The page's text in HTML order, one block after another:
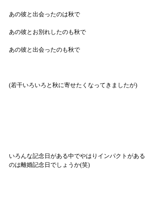
あの彼と出会ったのは秋で
あの彼とお別れしたのも秋で
あの彼と出会ったのも秋で
(若干いろいろと秋に寄せたくなってきましたが)
いろんな記念日がある中でやはりインパクトがある
のは離婚記念日でしょうか(笑)